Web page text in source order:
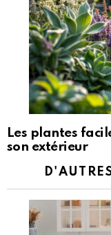
Les plantes
son extérieur